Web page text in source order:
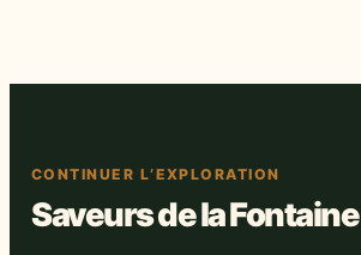
CONTINUER L’EXPLORATION
Saveurs de la Fontaine